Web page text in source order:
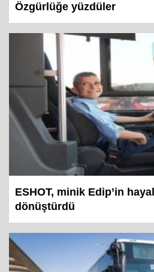
Özgürlüğe yüzdüler
ESHOT, minik Edip’in
dönüştürdü